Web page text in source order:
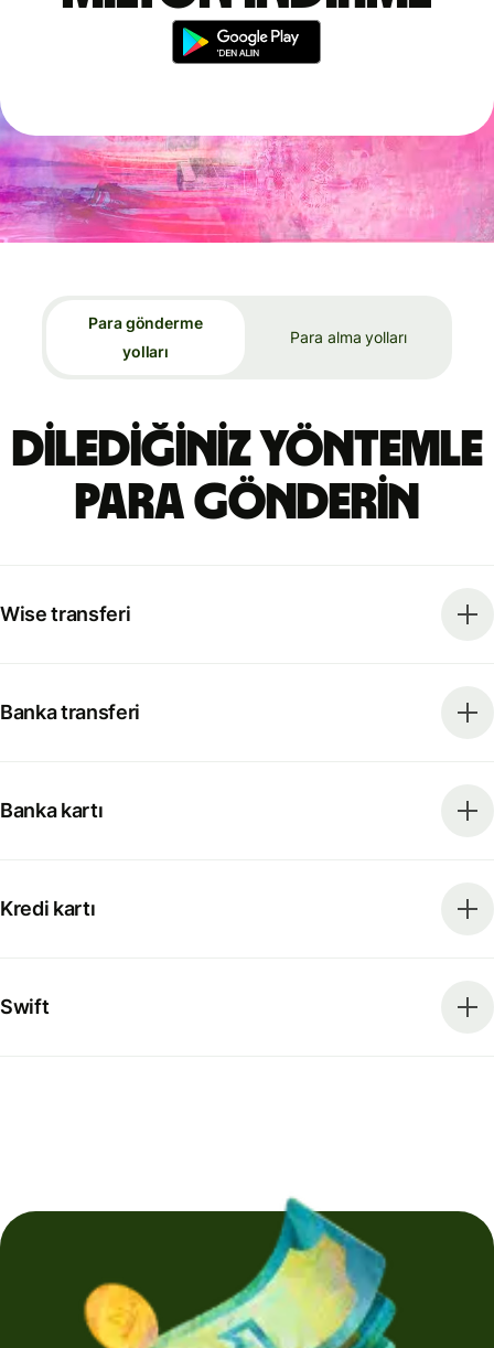
Para gönderme
yolları
Para alma yolları
Dilediğiniz yöntemle
para gönderin
Wise transferi
Banka transferi
Banka kartı
Kredi kartı
Swift